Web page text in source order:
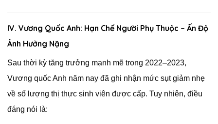
IV. Vương Quốc Anh: Hạn Chế Người Phụ Thuộc – Ấn Độ
Ảnh Hưởng Nặng
Sau thời kỳ tăng trưởng mạnh mẽ trong 2022–2023,
Vương quốc Anh năm nay đã ghi nhận mức sụt giảm nhẹ
về số lượng thị thực sinh viên được cấp. Tuy nhiên, điều
đáng nói là: